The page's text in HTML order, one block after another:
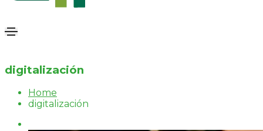
digitalización
Home
digitalización